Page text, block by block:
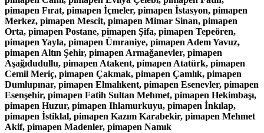
pimapen Fırat, pimapen İçmeler, pimapen İstasyon, pimapen
Merkez, pimapen Mescit, pimapen Mimar Sinan, pimapen
Orta, pimapen Postane, pimapen Şifa, pimapen Tepeören,
pimapen Yayla, pimapen Ümraniye, pimapen Adem Yavuz,
pimapen Altın Şehir, pimapen Armağanevler, pimapen
Aşağıdudullu, pimapen Atakent, pimapen Atatürk, pimapen
Cemil Meriç, pimapen Çakmak, pimapen Çamlık, pimapen
Dumlupınar, pimapen Elmalıkent, pimapen Esenevler, pimapen
Esenşehir, pimapen Fatih Sultan Mehmet, pimapen Hekimbaşı,
pimapen Huzur, pimapen Ihlamurkuyu, pimapen İnkılap,
pimapen İstiklal, pimapen Kazım Karabekir, pimapen Mehmet
Akif, pimapen Madenler, pimapen Namık